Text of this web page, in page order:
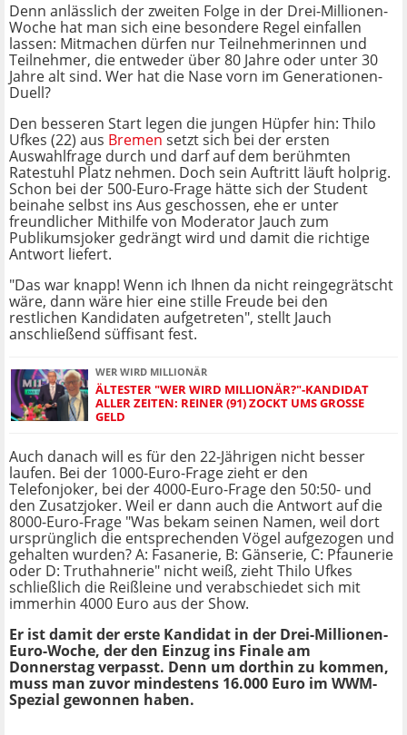
Denn anlässlich der zweiten Folge in der Drei-Millionen-
Woche hat man sich eine besondere Regel einfallen
lassen: Mitmachen dürfen nur Teilnehmerinnen und
Teilnehmer, die entweder über 80 Jahre oder unter 30
Jahre alt sind. Wer hat die Nase vorn im Generationen-
Duell?
Den besseren Start legen die jungen Hüpfer hin: Thilo
Ufkes (22) aus Bremen setzt sich bei der ersten
Auswahlfrage durch und darf auf dem berühmten
Ratestuhl Platz nehmen. Doch sein Auftritt läuft holprig.
Schon bei der 500-Euro-Frage hätte sich der Student
beinahe selbst ins Aus geschossen, ehe er unter
freundlicher Mithilfe von Moderator Jauch zum
Publikumsjoker gedrängt wird und damit die richtige
Antwort liefert.
"Das war knapp! Wenn ich Ihnen da nicht reingegrätscht
wäre, dann wäre hier eine stille Freude bei den
restlichen Kandidaten aufgetreten", stellt Jauch
anschließend süffisant fest.
WER WIRD MILLIONÄR
ÄLTESTER "WER WIRD MILLIONÄR?"-KANDIDAT
ALLER ZEITEN: REINER (91) ZOCKT UMS GROSSE G
ELD
Auch danach will es für den 22-Jährigen nicht besser
laufen. Bei der 1000-Euro-Frage zieht er den
Telefonjoker, bei der 4000-Euro-Frage den 50:50- und
den Zusatzjoker. Weil er dann auch die Antwort auf die
8000-Euro-Frage "Was bekam seinen Namen, weil dort
ursprünglich die entsprechenden Vögel aufgezogen und
gehalten wurden? A: Fasanerie, B: Gänserie, C: Pfaunerie
oder D: Truthahnerie" nicht weiß, zieht Thilo Ufkes
schließlich die Reißleine und verabschiedet sich mit
immerhin 4000 Euro aus der Show.
Er ist damit der erste Kandidat in der Drei-Millionen-
Euro-Woche, der den Einzug ins Finale am
Donnerstag verpasst. Denn um dorthin zu kommen,
muss man zuvor mindestens 16.000 Euro im WWM-
Spezial gewonnen haben.